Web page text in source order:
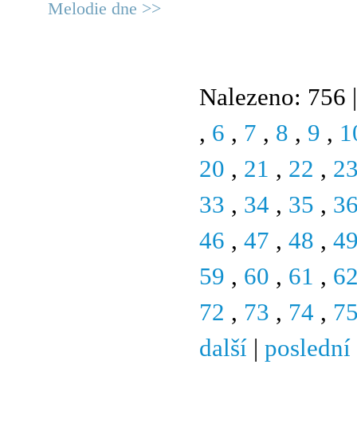
Melodie dne >>
Nalezeno: 756
, 6 , 7 , 8 , 9 ,
20 , 21 , 22 ,
33 , 34 , 35 ,
46 , 47 , 48 ,
59 , 60 , 61 ,
72 , 73 , 74 ,
další
poslední